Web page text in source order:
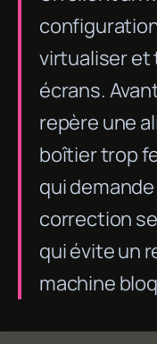
virtualiser et
écrans.
repère une
boîtier trop
qui demande
correction
qui évite un
machine